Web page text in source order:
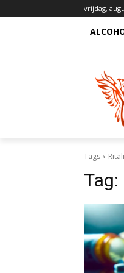
vrijdag,
Tags
Tag: